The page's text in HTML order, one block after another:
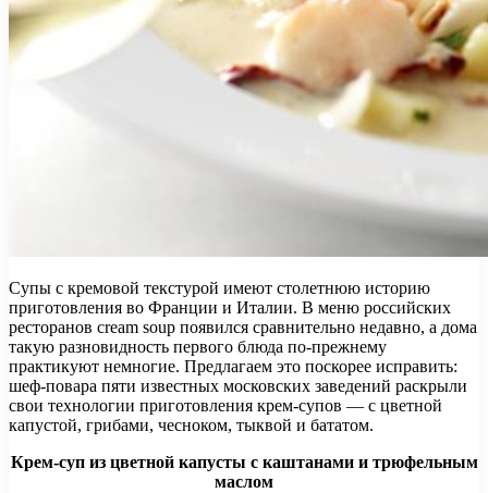
Супы с кремовой текстурой имеют столетнюю историю
приготовления во Франции и Италии. В меню российских
ресторанов cream soup появился сравнительно недавно, а дома
такую разновидность первого блюда по-прежнему
практикуют немногие. Предлагаем это поскорее исправить:
шеф-повара пяти известных московских заведений раскрыли
свои технологии приготовления крем-супов — с цветной
капустой, грибами, чесноком, тыквой и бататом.
Крем-суп из цветной капусты с каштанами и трюфельным
маслом